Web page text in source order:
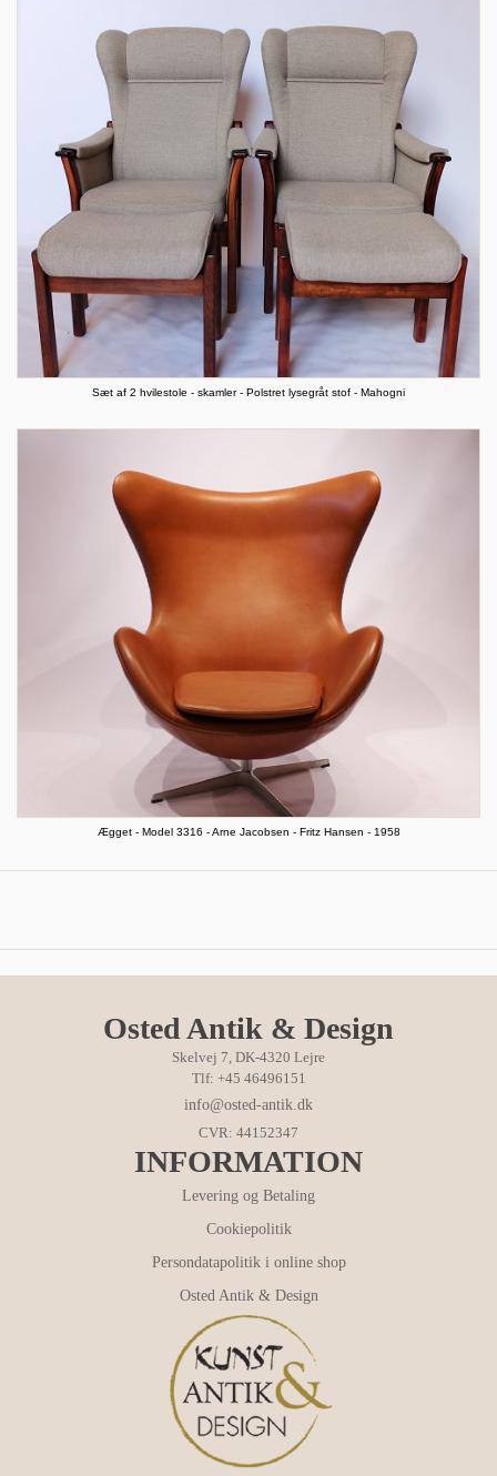
Sæt af 2 hvilestole - skamler - Polstret lysegråt stof - Mahogni
Ægget - Model 3316 - Arne Jacobsen - Fritz Hansen - 1958
Osted Antik & Design
Skelvej 7, DK-4320 Lejre
Tlf: +45 46496151
info@osted-antik.dk
CVR: 44152347
INFORMATION
Levering og Betaling
Cookiepolitik
Persondatapolitik i online shop
Osted Antik & Design